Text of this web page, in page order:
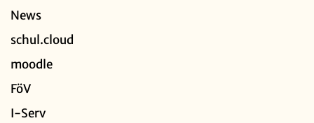
News
schul.cloud
moodle
FöV
I-Serv